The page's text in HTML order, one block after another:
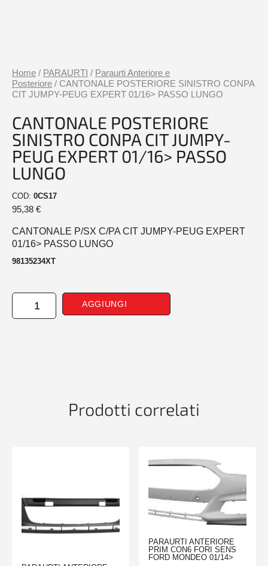
Home / PARAURTI / Paraurti Anteriore e
Posteriore / CANTONALE POSTERIORE SINISTRO CONPA
CIT JUMPY-PEUG EXPERT 01/16> PASSO LUNGO
CANTONALE POSTERIORE
SINISTRO CONPA CIT JUMPY-
PEUG EXPERT 01/16> PASSO
LUNGO
COD: 0CS17
95,38 €
CANTONALE P/SX C/PA CIT JUMPY-PEUG EXPERT
01/16> PASSO LUNGO
98135234XT
CANTONALE
POSTERIORE
AGGIUNGI
Prodotti correlati
PARAURTI ANTERIORE
PRIM CON6 FORI SENS
FORD MONDEO 01/14>